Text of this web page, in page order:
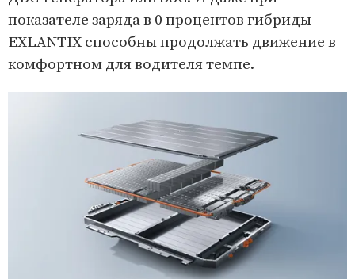
показателе заряда в 0 процентов гибриды
EXLANTIX способны продолжать движение в
комфортном для водителя темпе.